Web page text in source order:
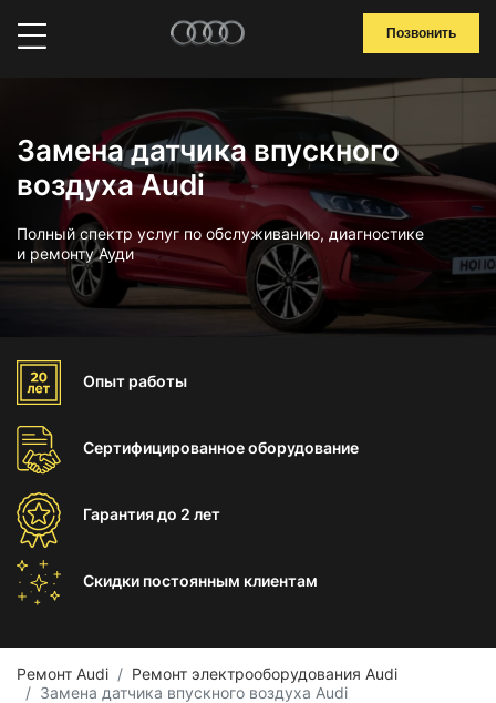
Позвонить
Замена датчика впускного
воздуха Audi
Полный спектр услуг по обслуживанию, диагностике
и ремонту Ауди
Опыт работы
Сертифицированноеоборудование
Гарантиядо 2 лет
Скидки постоянным клиентам
Ремонт Audi
Ремонт электрооборудования Audi
Замена датчика впускного воздуха Audi